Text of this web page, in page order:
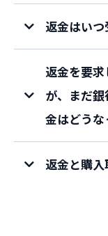
返金はい
返金を要
が、まだ
金はどう
返金と購